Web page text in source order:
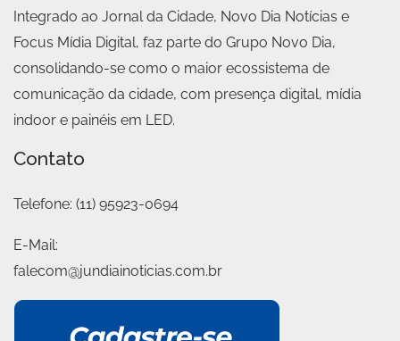
Integrado ao Jornal da Cidade, Novo Dia Notícias e
Focus Mídia Digital, faz parte do Grupo Novo Dia,
consolidando-se como o maior ecossistema de
comunicação da cidade, com presença digital, mídia
indoor e painéis em LED.
Contato
Telefone: (11) 95923-0694
E-Mail:
falecom@jundiainoticias.com.br